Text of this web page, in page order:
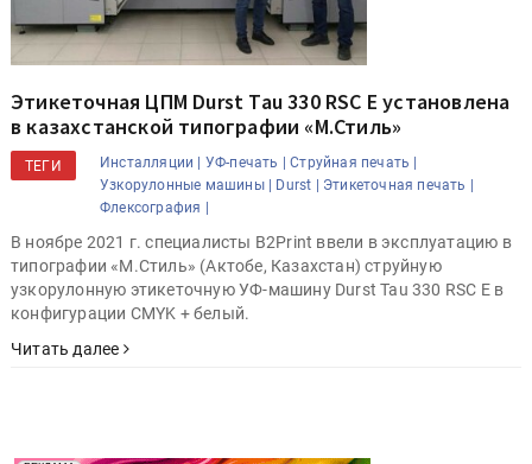
Этикеточная ЦПМ Durst Tau 330 RSC E установлена
в казахстанской типографии «М.Стиль»
ТЕГИ Инсталляции | УФ-печать |
Струйная печать |
Узкорулонные машины |
Durst |
Этикеточная печать |
Флексография |
В ноябре 2021 г. специалисты B2Print ввели в эксплуатацию в
типографии «М.Стиль» (Актобе, Казахстан) струйную
узкорулонную этикеточную УФ-машину Durst Tau 330 RSC E в
конфигурации CMYK + белый.
Читать далее